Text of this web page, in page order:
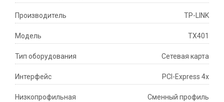
Производитель TP-LINK
Модель TX401
Тип оборудования Сетевая карта
Интерфейс PCI-Express 4x
Низкопрофильная Сменный профиль